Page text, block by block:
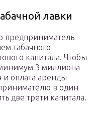
лавки
предприниматель
табачного
капитала. Чтобы
минимум 3 миллиона
и оплата аренды
в один
две трети капитала.